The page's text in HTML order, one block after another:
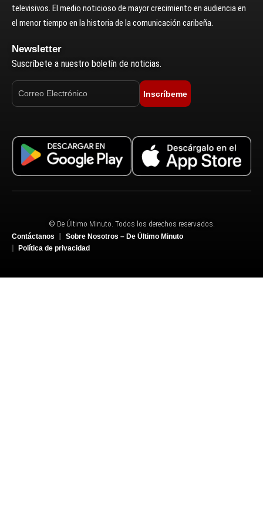
televisivos. El medio noticioso de mayor crecimiento en audiencia en
el menor tiempo en la historia de la comunicación caribeña.
Newsletter
Suscríbete a nuestro boletín de noticias.
Inscríbeme
© De Último Minuto. Todos los derechos reservados.
Contáctanos
Sobre Nosotros – De Último Minuto
Política de privacidad